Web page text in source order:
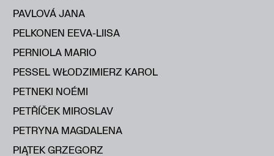
PAVLOVÁ JANA
PELKONEN EEVA-LIISA
PERNIOLA MARIO
PESSEL WŁODZIMIERZ KAROL
PETNEKI NOÉMI
PETŘÍČEK MIROSLAV
PETRYNA MAGDALENA
PIĄTEK GRZEGORZ